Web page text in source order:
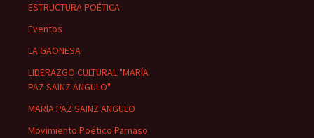
ESTRUCTURA POÉTICA
Eventos
LA GAONESA
LIDERAZGO CULTURAL "MARÍA
PAZ SAINZ ANGULO"
MARÍA PAZ SAINZ ANGULO
Movimiento Poético Parnaso